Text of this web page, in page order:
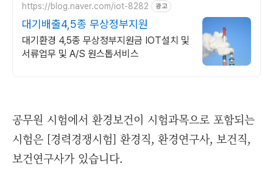
https://blog.naver.com/iot-8282 광고
대기배출4,5종 무상정부지원
대기환경 4,5종 무상정부지원금 IOT설치 및
서류업무 및 A/S 원스톱서비스
공무원 시험에서 환경보건이 시험과목으로 포함되는
시험은 [경력경쟁시험] 환경직, 환경연구사, 보건직,
보건연구사가 있습니다.